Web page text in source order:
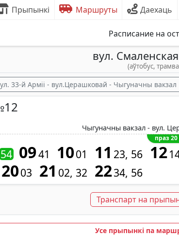
Прыпынкі Маршруты Даехаць
Расписание на
вул. Смаленская
(аўтобус,
33-й Арміі - вул.Церашковай - Чыгуначны вакзал
Чыгуначны вакзал - вул.
праз
54 0941 1001 11 23 56 12
2003 21 02 32 2234 56
Транспарт на
Усе прыпынкі па